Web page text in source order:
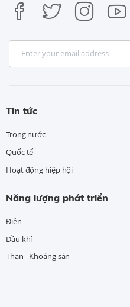
Tin tức
Trong nước
Quốc tế
Hoạt động hiệp hội
Năng lượng phát triển
Điện
Dầu khí
Than - Khoáng sản